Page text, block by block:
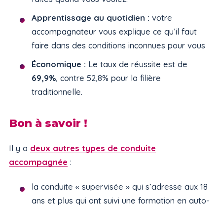
Apprentissage au quotidien : votre
accompagnateur vous explique ce qu’il faut
faire dans des conditions inconnues pour vous
Économique : Le taux de réussite est de
69,9%, contre 52,8% pour la filière
traditionnelle.
Bon à savoir !
Il y a deux autres types de conduite
accompagnée :
la conduite « supervisée » qui s’adresse aux 18
ans et plus qui ont suivi une formation en auto-